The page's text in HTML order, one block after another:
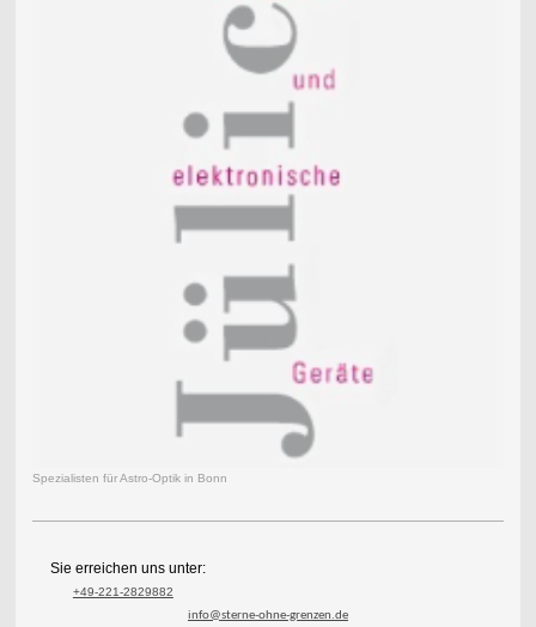
Spezialisten für Astro-Optik in Bonn
Sie erreichen uns unter:
+49-221-2829882
info@sterne-ohne-grenzen.de